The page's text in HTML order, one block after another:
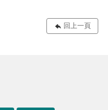
回上一頁